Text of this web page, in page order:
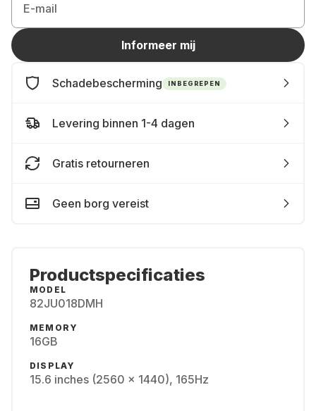
E-mail
Informeer mij
Schadebescherming INBEGREPEN
Levering binnen 1-4 dagen
Gratis retourneren
Geen borg vereist
Productspecificaties
MODEL
82JU018DMH
MEMORY
16GB
DISPLAY
15.6 inches (2560 x 1440), 165Hz